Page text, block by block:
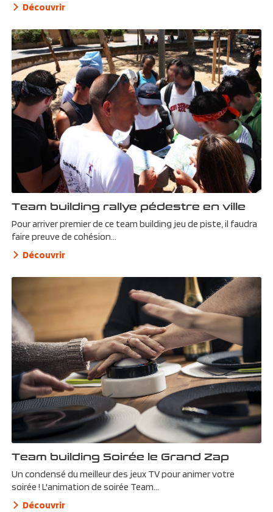
Découvrir
Team building rallye pédestre en ville
Pour arriver premier de ce team building jeu de piste, il faudra
faire preuve de cohésion...
Découvrir
Team building Soirée le Grand Zap
Un condensé du meilleur des jeux TV pour animer votre
soirée ! L'animation de soirée Team...
Découvrir